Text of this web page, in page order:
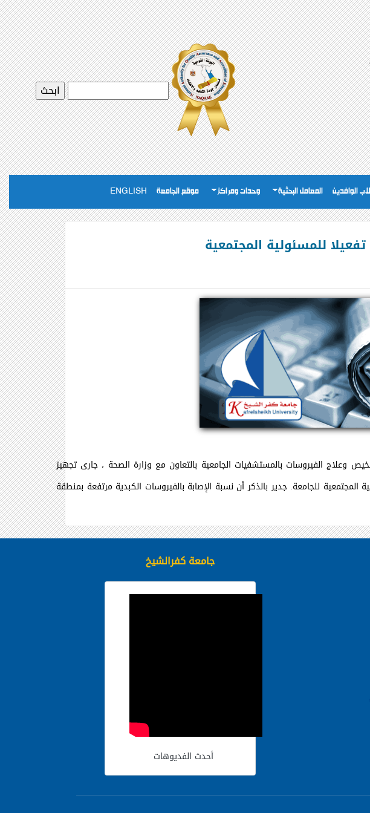
الوافدين المعامل البحثية وحدات ومراكز موقع الجامعة ENGLISH
للمسئولية المجتمعية
الفيروسات بالمستشفيات الجامعية بالتعاون مع وزارة الصحة ، جارى تجهيز
للجامعة. جدير بالذكر أن نسبة الإصابة بالفيروسات الكبدية مرتفعة بمنطقة
جامعة كفرالشيخ
أحدث الفديوهات